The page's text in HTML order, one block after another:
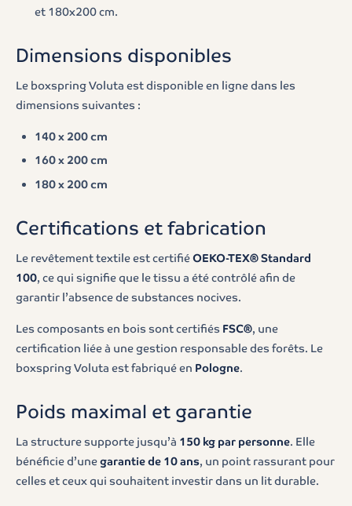
et 180x200 cm.
Dimensions disponibles
Le boxspring Voluta est disponible en ligne dans les
dimensions suivantes :
140 x 200 cm
160 x 200 cm
180 x 200 cm
Certifications et fabrication
Le revêtement textile est certifiéOEKO-TEX® Standard
100, ce qui signifie que le tissu a été contrôlé afin de
garantir l’absence de substances nocives.
Les composants en bois sont certifiés FSC®, une
certification liée à une gestion responsable des forêts. Le
boxspring Voluta est fabriqué en Pologne.
Poids maximal et garantie
La structure supporte jusqu’à 150 kg par personne. Elle
bénéficie d’unegarantie de 10 ans, un point rassurant pour
celles et ceux qui souhaitent investir dans un lit durable.